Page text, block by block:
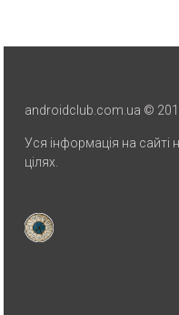
androidclub.com.ua ©
Уся інформація на сайті
цілях.